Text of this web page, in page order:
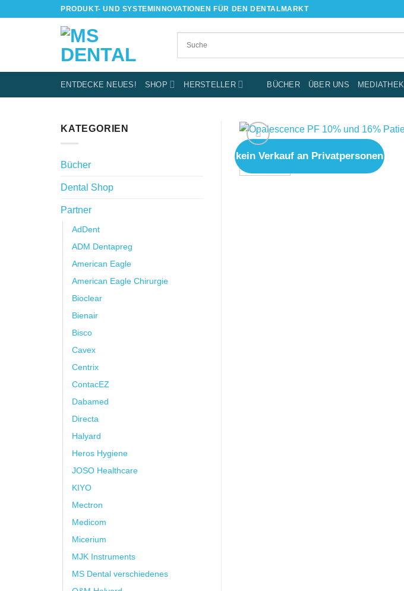
PRODUKT- UND SYSTEMINNOVATIONEN FÜR DEN DENTALMARKT
ENTDECKE NEUES! SHOP HERSTELLER BÜCHER ÜBER UNS MEDIATHEK
KATEGORIEN
Bücher
Dental Shop
Partner
AdDent
ADM Dentapreg
American Eagle
American Eagle Chirurgie
Bioclear
Bienair
Bisco
Cavex
Centrix
ContacEZ
Dabamed
Directa
Halyard
Heros Hygiene
JOSO Healthcare
KIYO
Mectron
Medicom
Micerium
MJK Instruments
MS Dental verschiedenes
kein Verkauf an Privatpersonen